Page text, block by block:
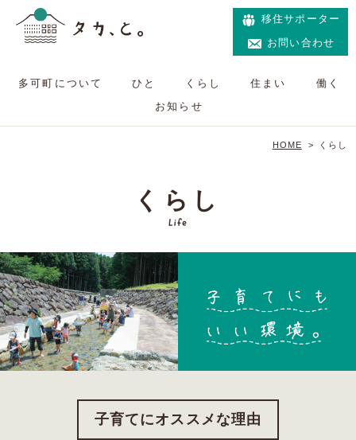
移住サポーター
お問い合わせ
多可町について ひと くらし 住まい
働く
お知らせ
HOME > くらし
くらし
Life
子育てにオススメな理由